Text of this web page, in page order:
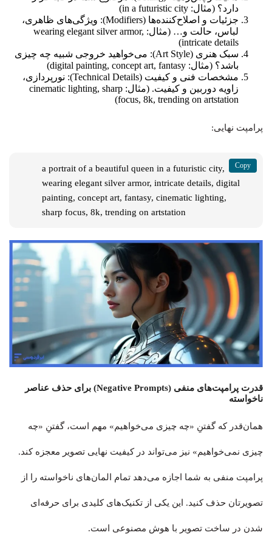
دارد؟ (مثال: in a futuristic city)
جزئیات و اصلاح‌کننده‌ها (Modifiers): ویژگی‌های ظاهری،
لباس، حالت و… (مثال: wearing elegant silver armor,
intricate details)
سبک هنری (Art Style): می‌خواهید خروجی شبیه چه چیزی
باشد؟ (مثال: digital painting, concept art, fantasy)
مشخصات فنی و کیفیت (Technical Details): نورپردازی،
زاویه دوربین و کیفیت. (مثال: cinematic lighting, sharp
focus, 8k, trending on artstation)
پرامپت نهایی:
a portrait of a beautiful queen in a futuristic city,
wearing elegant silver armor, intricate details, digital
painting, concept art, fantasy, cinematic lighting,
sharp focus, 8k, trending on artstation
قدرت پرامپت‌های منفی (Negative Prompts) برای حذف عناصر
ناخواسته
همان‌قدر که گفتنِ «چه چیزی می‌خواهیم» مهم است، گفتنِ «چه
چیزی نمی‌خواهیم» نیز می‌تواند در کیفیت نهایی تصویر معجزه کند.
پرامپت منفی به شما اجازه می‌دهد تمام المان‌های ناخواسته را از
تصویرتان حذف کنید. این یکی از تکنیک‌های کلیدی برای حرفه‌ای
شدن در ساخت تصویر با هوش مصنوعی است.